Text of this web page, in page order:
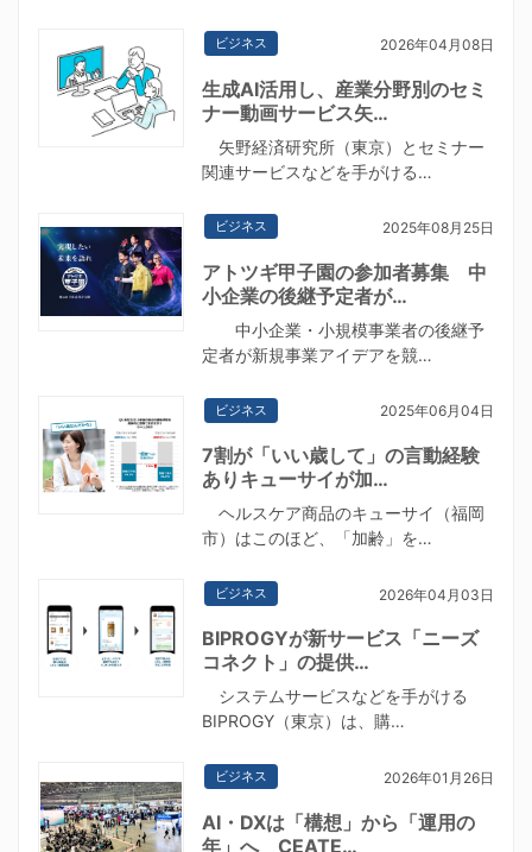
ビジネス 2026年04月08日
生成AI活用し、産業分野別のセミ
ナー動画サービス矢…
矢野経済研究所（東京）とセミナー
関連サービスなどを手がける…
ビジネス 2025年08月25日
アトツギ甲子園の参加者募集 中
小企業の後継予定者が…
中小企業・小規模事業者の後継予
定者が新規事業アイデアを競…
ビジネス 2025年06月04日
7割が「いい歳して」の言動経験
ありキューサイが加…
ヘルスケア商品のキューサイ（福岡
市）はこのほど、「加齢」を…
ビジネス 2026年04月03日
BIPROGYが新サービス「ニーズ
コネクト」の提供…
システムサービスなどを手がける
BIPROGY（東京）は、購…
ビジネス 2026年01月26日
AI・DXは「構想」から「運用の
年」へ CEATE…